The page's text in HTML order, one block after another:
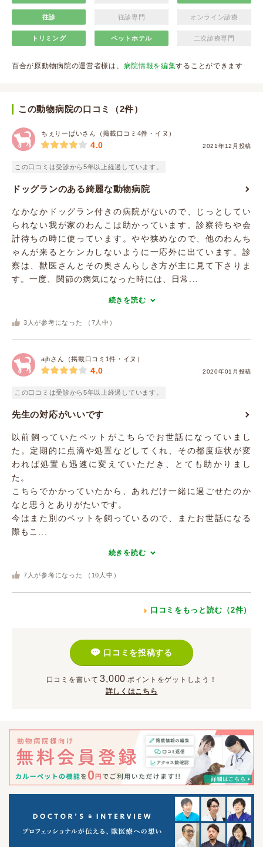
往診 往診専門 オンライン診療
トリミング ペットホテル 二次診療専門
百合が原動物病院の運営者様は、 病院情報を編集することができます
この動物病院の口コミ（2件）
ちぇりーぱいさん（掲載口コミ4件・イヌ）
2021年12月投稿
4.0
この口コミは受診から5年以上経過しています。
ドッグランのある綺麗な動物病院
なかなかドッグラン付きの病院がないので、じっとしてい
られない我が家のわんこは助かっています。診察待ちや会
計待ちの時に使っています。やや狭めなので、他のわんち
ゃんが来るとケンカしないように一応外に出ています。診
察は、獣医さんとその奥さんらしき方が主に見て下さりま
す。一度、関節の病気になった時には、日常...
続きを読む
3 人が参考になった （ 7 人中）
ajhさん（掲載口コミ1件・イヌ）
2020年01月投稿
4.0
この口コミは受診から5年以上経過しています。
先生の対応がいいです
以前飼っていたペットがこちらでお世話になっていまし
た。定期的に点滴や処置などしてくれ、その都度症状が変
われば処置も迅速に変えていただき、とても助かりまし
た。
こちらでかかっていたから、あれだけ一緒に過ごせたのか
なと思うとありがたいです。
今はまた別のペットを飼っているので、またお世話になる
際もこ...
続きを読む
7 人が参考になった （ 10 人中）
口コミをもっと読む（2件）
口コミを投稿する
口コミを書いて 3,000 ポイント をゲットしよう！
詳しくはこちら